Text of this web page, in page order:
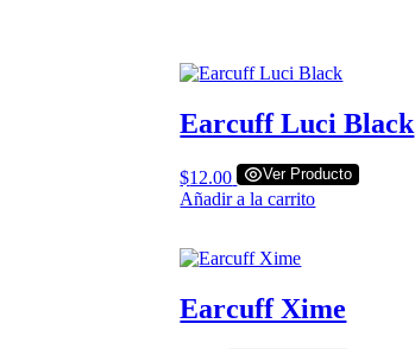
Earcuff Luci Black
$12.00 Ver Producto
Añadir a la carrito
Earcuff Xime